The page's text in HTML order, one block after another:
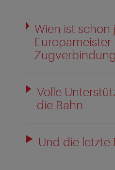
Wien ist schon
Europameister
Volle
die Bahn
Und die letzte